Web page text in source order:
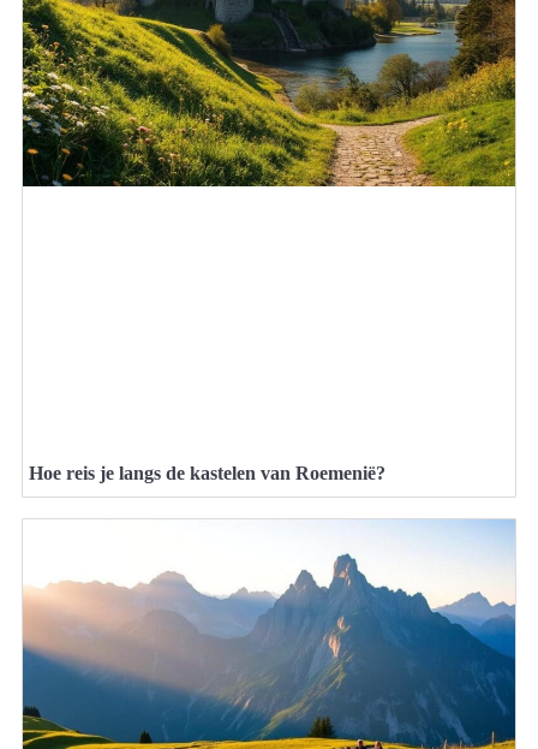
Hoe reis je langs de kastelen van Roemenië?